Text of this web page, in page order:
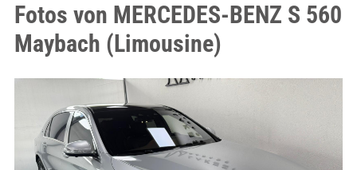
Fotos von MERCEDES-BENZ S 560
Maybach (Limousine)